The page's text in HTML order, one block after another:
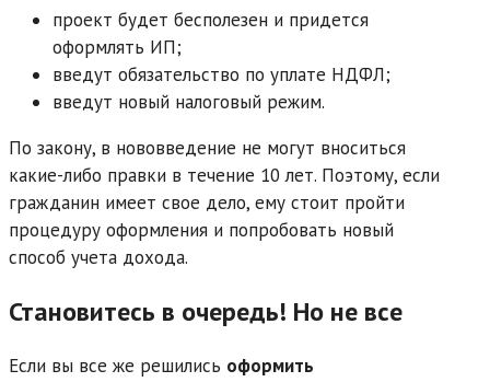
проект будет бесполезен и придется
оформлять ИП;
введут обязательство по уплате НДФЛ;
введут новый налоговый режим.
По закону, в нововведение не могут вноситься
какие-либо правки в течение 10 лет. Поэтому, если
гражданин имеет свое дело, ему стоит пройти
процедуру оформления и попробовать новый
способ учета дохода.
Становитесь в очередь! Но не все
Если вы все же решились оформить